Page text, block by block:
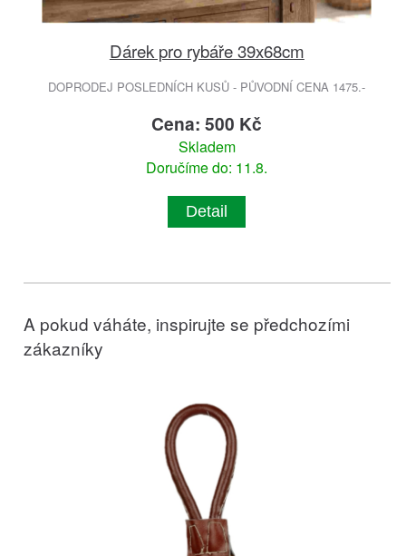
Dárek pro rybáře 39x68cm
DOPRODEJ POSLEDNÍCH KUSŮ - PŮVODNÍ CENA 1475.-
Cena: 500 Kč
Skladem
Doručíme do: 11.8.
Detail
A pokud váháte, inspirujte se předchozími
zákazníky